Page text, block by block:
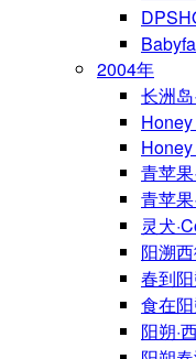
2004年
长洲岛
青苹
青苹
灵犬
阳溯
春到
食在
阳朔·